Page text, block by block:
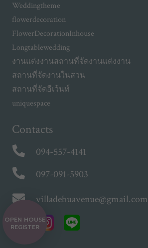
Weddingtheme
flowerdecoration
FlowerDecorationInhouse
Longtablewedding
งานแต่งงานสถานที่จัดงานแต่งงาน
สถานที่จัดงานในสวน
สถานที่จัดอีเว้นท์
uniquespace
Contacts
094-557-4141
097-091-5903
villadebuavenue@gmail.com
OPEN HOUSE
REGISTER